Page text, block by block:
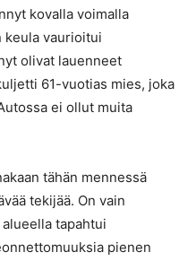
kovalla voimalla
keula vaurioitui
olivat lauenneet
61-vuotias mies, joka
ei ollut muita
tähän mennessä
tekijää. On vain
tapahtui
pienen